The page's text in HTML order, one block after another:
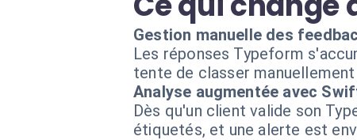
Gestion manuelle des
Les réponses Typeform
tente de classer
Analyse augmentée avec
Dès qu'un client valide son
étiquetés, et une alerte est